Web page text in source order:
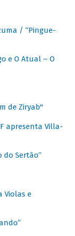
/ “Pingue-
e O Atual – O
de Ziryab"
apresenta Villa-
do Sertão”
Violas e